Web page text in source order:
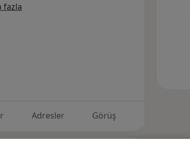
fazla
Adresler Görüş